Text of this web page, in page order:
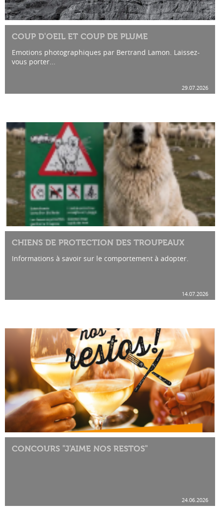
COUP D'OEIL ET COUP DE PLUME
Emotions photographiques par Bertrand Lamon. Laissez-
vous porter...
29.07.2026
CHIENS DE PROTECTION DES TROUPEAUX
Informations à savoir sur le comportement à adopter.
14.07.2026
CONCOURS "J'AIME NOS RESTOS"
24.06.2026